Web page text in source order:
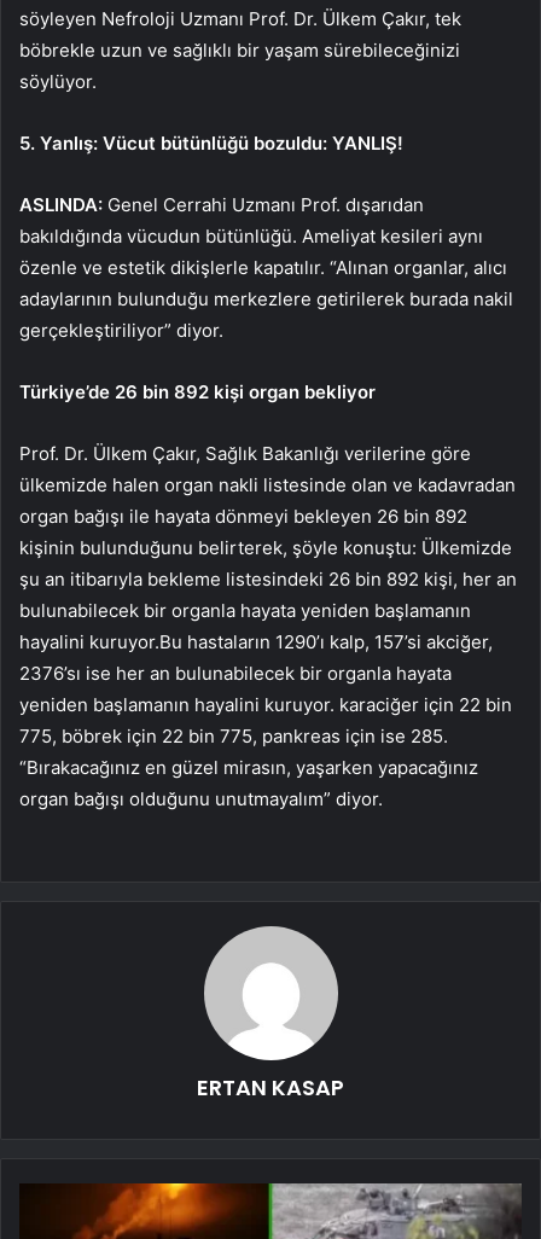
söyleyen Nefroloji Uzmanı Prof. Dr. Ülkem Çakır, tek
böbrekle uzun ve sağlıklı bir yaşam sürebileceğinizi
söylüyor.
5. Yanlış: Vücut bütünlüğü bozuldu: YANLIŞ!
ASLINDA: Genel Cerrahi Uzmanı Prof. dışarıdan
bakıldığında vücudun bütünlüğü. Ameliyat kesileri aynı
özenle ve estetik dikişlerle kapatılır. “Alınan organlar, alıcı
adaylarının bulunduğu merkezlere getirilerek burada nakil
gerçekleştiriliyor” diyor.
Türkiye’de 26 bin 892 kişi organ bekliyor
Prof. Dr. Ülkem Çakır, Sağlık Bakanlığı verilerine göre
ülkemizde halen organ nakli listesinde olan ve kadavradan
organ bağışı ile hayata dönmeyi bekleyen 26 bin 892
kişinin bulunduğunu belirterek, şöyle konuştu: Ülkemizde
şu an itibarıyla bekleme listesindeki 26 bin 892 kişi, her an
bulunabilecek bir organla hayata yeniden başlamanın
hayalini kuruyor.Bu hastaların 1290’ı kalp, 157’si akciğer,
2376’sı ise her an bulunabilecek bir organla hayata
yeniden başlamanın hayalini kuruyor. karaciğer için 22 bin
775, böbrek için 22 bin 775, pankreas için ise 285.
“Bırakacağınız en güzel mirasın, yaşarken yapacağınız
organ bağışı olduğunu unutmayalım” diyor.
ERTAN KASAP